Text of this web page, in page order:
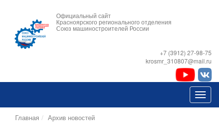
Официальный сайт
Красноярского регионального отделения
Союз машиностроителей России
+7 (3912) 27-98-75
krosmr_310807@mail.ru
Главная Архив новостей